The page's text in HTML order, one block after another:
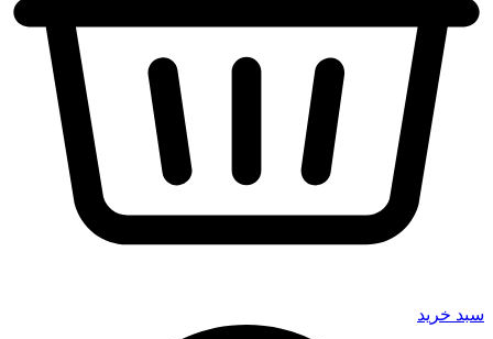
سبد خرید